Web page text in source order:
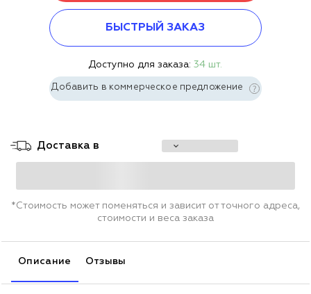
БЫСТРЫЙ ЗАКАЗ
Доступно для заказа:34 шт.
Добавить в коммерческое предложение
Доставка в
*Стоимость может поменяться и зависит от точного адреса,
стоимости и веса заказа
Описание Отзывы